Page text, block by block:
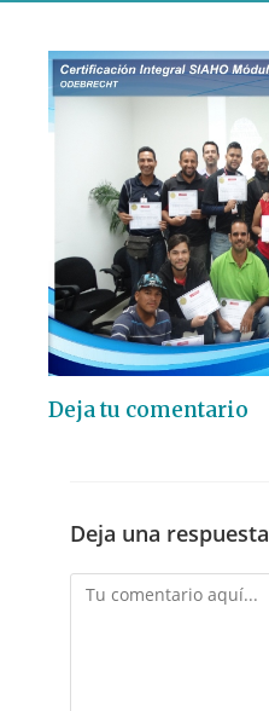
Deja tu comentario
Deja una respuesta